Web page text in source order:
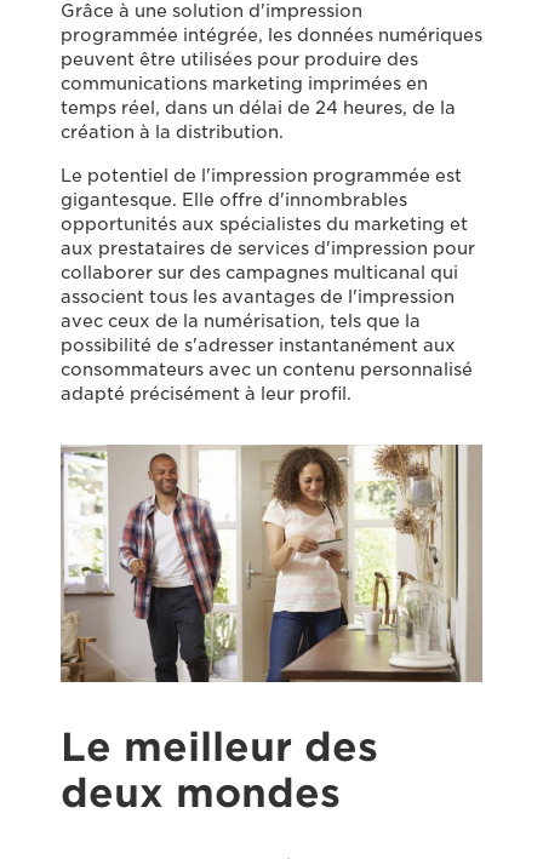
Grâce à une solution d'impression
programmée intégrée, les données numériques
peuvent être utilisées pour produire des
communications marketing imprimées en
temps réel, dans un délai de 24 heures, de la
création à la distribution.
Le potentiel de l'impression programmée est
gigantesque. Elle offre d'innombrables
opportunités aux spécialistes du marketing et
aux prestataires de services d'impression pour
collaborer sur des campagnes multicanal qui
associent tous les avantages de l'impression
avec ceux de la numérisation, tels que la
possibilité de s'adresser instantanément aux
consommateurs avec un contenu personnalisé
adapté précisément à leur profil.
Le meilleur des
deux mondes